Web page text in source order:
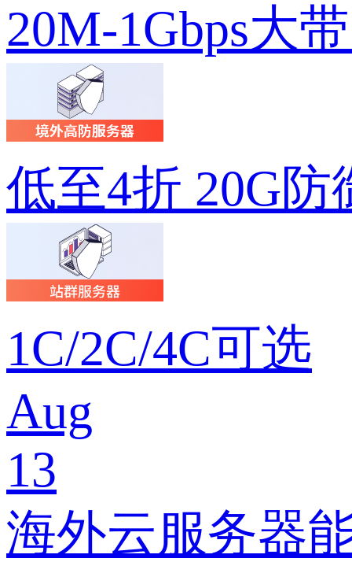
20M-1Gbps大
低至4折 20G防
1C/2C/4C可选
Aug
13
海外云服务器